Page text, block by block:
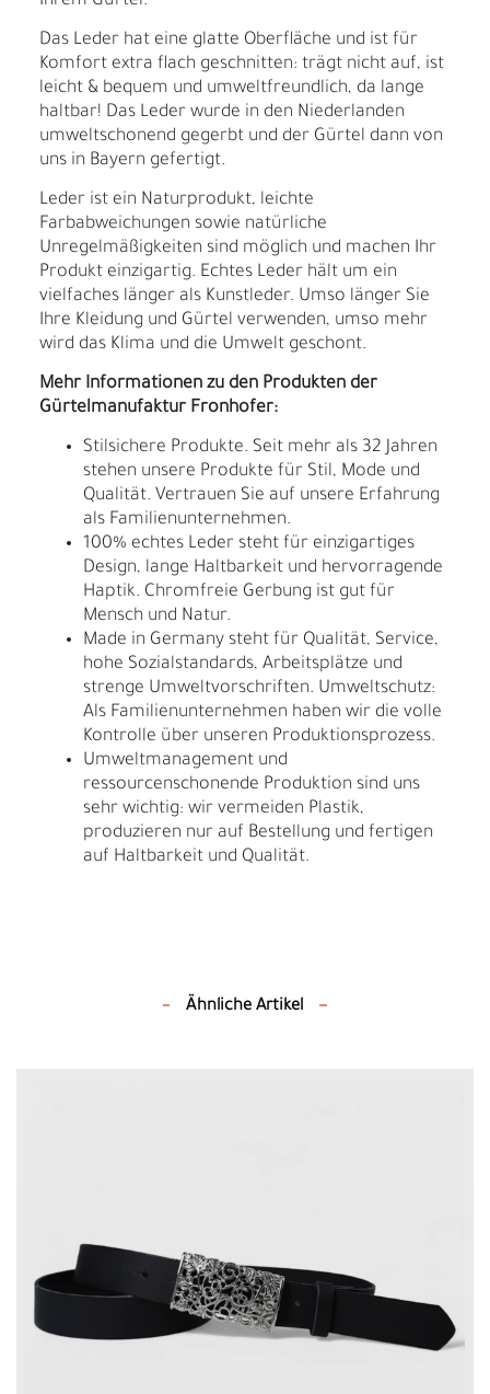
Das Leder hat eine glatte Oberfläche und ist für
Komfort extra flach geschnitten: trägt nicht auf, ist
leicht & bequem und umweltfreundlich, da lange
haltbar! Das Leder wurde in den Niederlanden
umweltschonend gegerbt und der Gürtel dann von
uns in Bayern gefertigt.
Leder ist ein Naturprodukt, leichte
Farbabweichungen sowie natürliche
Unregelmäßigkeiten sind möglich und machen Ihr
Produkt einzigartig. Echtes Leder hält um ein
vielfaches länger als Kunstleder. Umso länger Sie
Ihre Kleidung und Gürtel verwenden, umso mehr
wird das Klima und die Umwelt geschont.
Mehr Informationen zu den Produkten der
Gürtelmanufaktur Fronhofer:
Stilsichere Produkte. Seit mehr als 32 Jahren
stehen unsere Produkte für Stil, Mode und
Qualität. Vertrauen Sie auf unsere Erfahrung
als Familienunternehmen.
100% echtes Leder steht für einzigartiges
Design, lange Haltbarkeit und hervorragende
Haptik. Chromfreie Gerbung ist gut für
Mensch und Natur.
Made in Germany steht für Qualität, Service,
hohe Sozialstandards, Arbeitsplätze und
strenge Umweltvorschriften. Umweltschutz:
Als Familienunternehmen haben wir die volle
Kontrolle über unseren Produktionsprozess.
Umweltmanagement und
ressourcenschonende Produktion sind uns
sehr wichtig: wir vermeiden Plastik,
produzieren nur auf Bestellung und fertigen
auf Haltbarkeit und Qualität.
Ähnliche Artikel